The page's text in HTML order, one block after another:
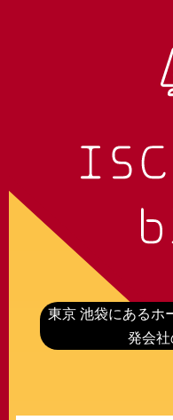
東京 池袋にあるホ
発会社